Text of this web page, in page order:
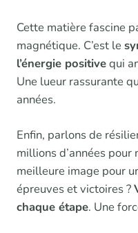
Cette matière fascine
magnétique. C’est le
l’énergie positivequi
Une lueur rassurante
années.
Enfin, parlons de
millions d’années
meilleure image pour
épreuves et victoires ?
chaque étape. Une